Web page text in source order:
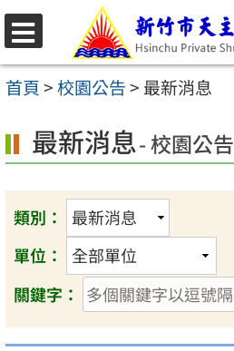
跳
至
主
內
容
選
單
首頁>校園公告> 最新消息
最新消息- 校園公告
類別：
單位：
關鍵字：